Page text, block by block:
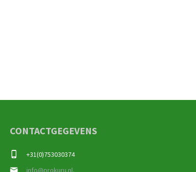
CONTACTGEGEVENS
+31(0)753030374
info@prokuru.nl,